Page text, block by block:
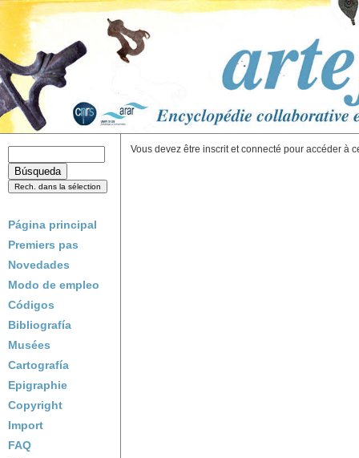
Página principal
Premiers pas
Novedades
Modo de empleo
Códigos
Bibliografía
Musées
Cartografía
Epigraphie
Copyright
Import
FAQ
Vous devez être inscrit et connecté pour accéder à